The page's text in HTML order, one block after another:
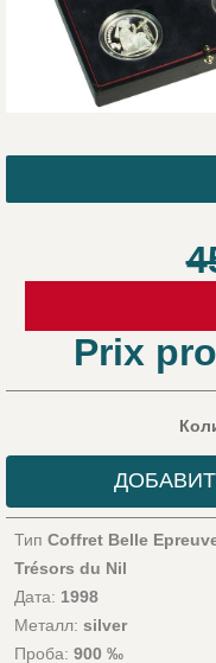
Prix
Тип Coffret Belle
Trésors du Nil
Дата: 1998
Металл: silver
Проба: 900 ‰